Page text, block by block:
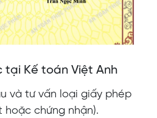
tại Kế toán Việt Anh
và tư vấn loại giấy phép
hoặc chứng nhận).